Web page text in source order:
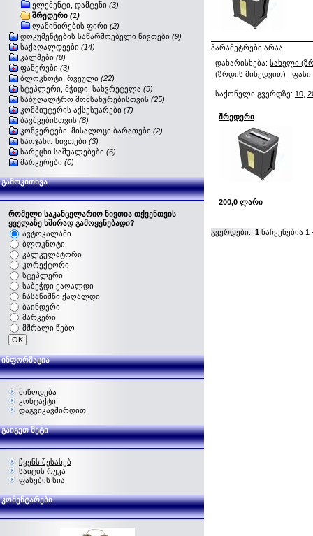
ელემენტი, დამტენი (3)
შრედერი (1)
ლამინირების ფირი (2)
დოკუმენტების საწარმოებელი ნივთები (9)
საქაღალდეები (14)
კალმები (8)
ფანქრები (3)
ბლოკნოტი, რვეული (22)
სტეპლერი, მჭიდი, სახვრეტელა (9)
საბუღალტრო მომსახურებისთვის (25)
კომპიუტერის აქსესუარები (7)
ბავშვებისთვის (8)
კონვერტები, მისალოცი ბარათები (2)
საოჯახო ნივთები (3)
სარეცხი საშუალებები (6)
მარკერები (0)
გამოკითხვა
რომელი საკანცელარიო ნივთია თქვენთვის
ყველაზე ხშირად გამოყენებადი?
ავტოკალამი
ბლოკნოტი
კალკულატორი
კორექტორი
სტეპლერი
საბეჭდი ქაღალდი
ჩასანიშნი ქაღალდი
ბაინდერი
მარკერი
მშრალი წებო
ინფორმაცია
მიწოდება
კონტაქტი
დაგვიკავშირდით
გაიგეთ მეტი
ჩვენს შესახებ
საიტის რუკა
ფასების სია
კომენტარები
პარამეტრები არაა
დახარისხება: სახელი
(ზრდის მიხედვით) | ფასი
საქონელი გვერდზე: 10
შრედერი
200,0 ლარი
გვერდები: 1 ნაჩვენებია 1